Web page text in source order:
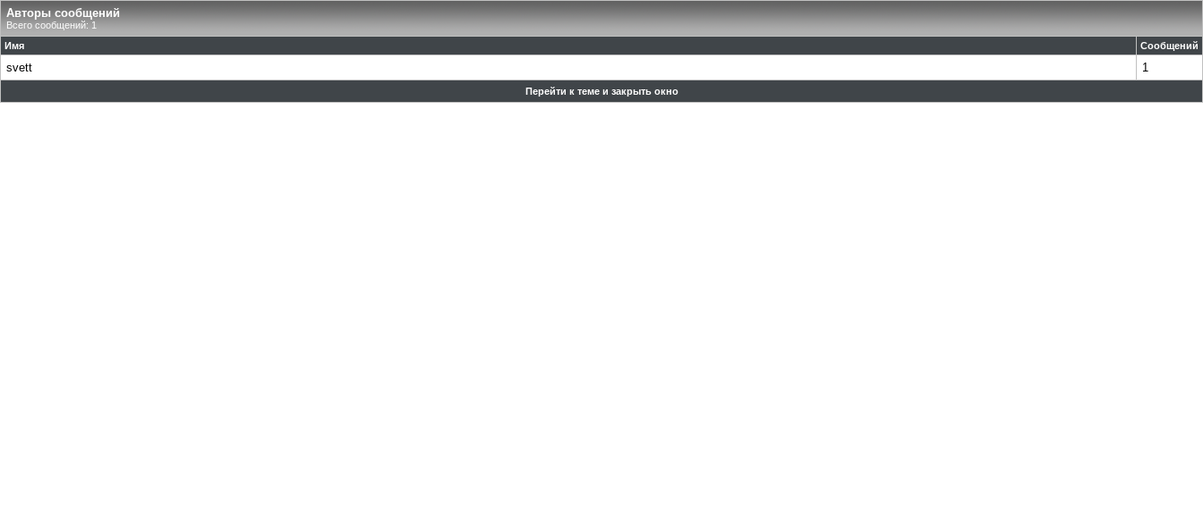
Авторы сообщений
Всего сообщений: 1
Имя
Сообщений
svett 1
Перейти к теме и закрыть окно